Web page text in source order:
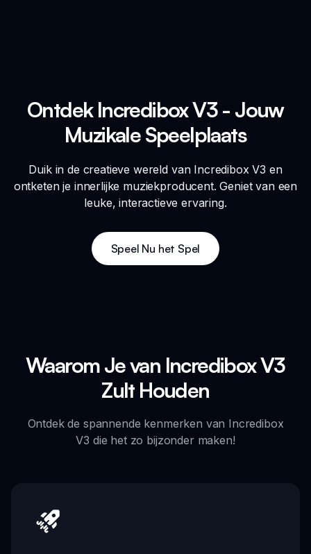
Ontdek Incredibox V3 - Jouw
Muzikale Speelplaats
Duik in de creatieve wereld van Incredibox V3 en
ontketen je innerlijke muziekproducent. Geniet van een
leuke, interactieve ervaring.
Speel Nu het Spel
Waarom Je van Incredibox V3
Zult Houden
Ontdek de spannende kenmerken van Incredibox
V3 die het zo bijzonder maken!